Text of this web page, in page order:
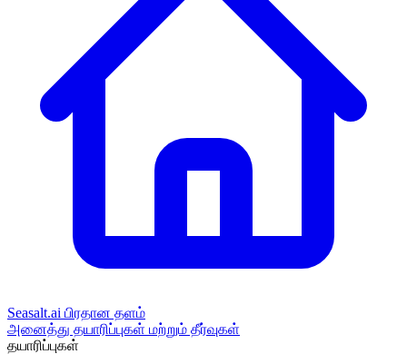
Seasalt.ai பிரதான தளம்
அனைத்து தயாரிப்புகள் மற்றும் தீர்வுகள்
தயாரிப்புகள்